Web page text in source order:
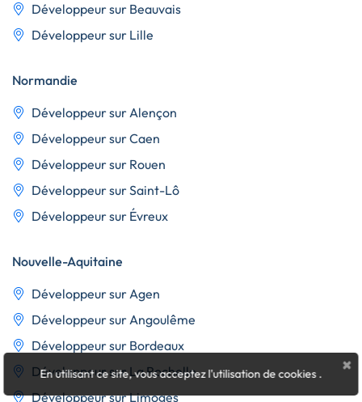
Développeur sur Beauvais
Développeur sur Lille
Normandie
Développeur sur Alençon
Développeur sur Caen
Développeur sur Rouen
Développeur sur Saint-Lô
Développeur sur Évreux
Nouvelle-Aquitaine
Développeur sur Agen
Développeur sur Angoulême
Développeur sur Bordeaux
Développeur sur La Rochelle
Développeur sur Limoges
×
En utilisant ce site, vous acceptez l'utilisation de cookies.